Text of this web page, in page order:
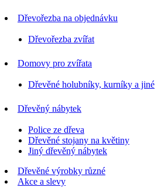
Dřevořezba na objednávku
Dřevořezba zvířat
Domovy pro zvířata
Dřevěné holubníky, kurníky a jiné
Dřevěný nábytek
Police ze dřeva
Dřevěné stojany na květiny
Jiný dřevěný nábytek
Dřevěné výrobky různé
Akce a slevy